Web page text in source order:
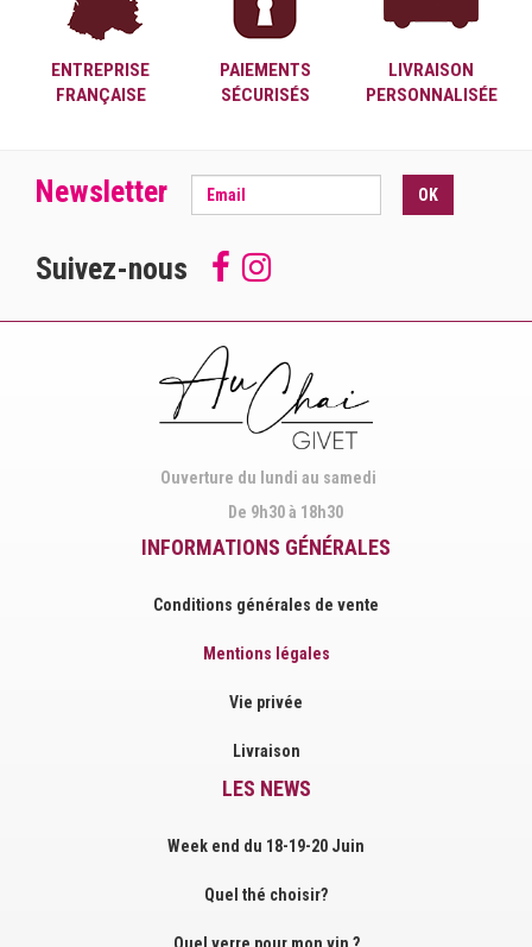
ENTREPRISE
FRANÇAISE
PAIEMENTS
SÉCURISÉS
LIVRAISON
PERSONNALISÉE
Newsletter OK
Suivez-nous
Follow
us
Facebook
Suivez-
nous
Instagram
Ouverture du lundi au samedi
De 9h30 à 18h30
INFORMATIONS GÉNÉRALES
Conditions générales de vente
Mentions légales
Vie privée
Livraison
LES NEWS
Week end du 18-19-20 Juin
Quel thé choisir?